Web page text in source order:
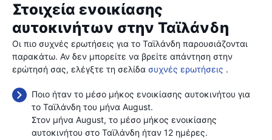
Στοιχεία ενοικίασης
αυτοκινήτων στην Ταϊλάνδη
Οι πιο συχνές ερωτήσεις για το Ταϊλάνδη παρουσιάζονται
παρακάτω. Αν δεν μπορείτε να βρείτε απάντηση στην
ερώτησή σας, ελέγξτε τη σελίδα συχνές ερωτήσεις .
Ποιο ήταν το μέσο μήκος ενοικίασης αυτοκινήτου για
το Ταϊλάνδη του μήνα August.
Στον μήνα August, το μέσο μήκος ενοικίασης
αυτοκινήτου στο Ταϊλάνδη ήταν 12 ημέρες.